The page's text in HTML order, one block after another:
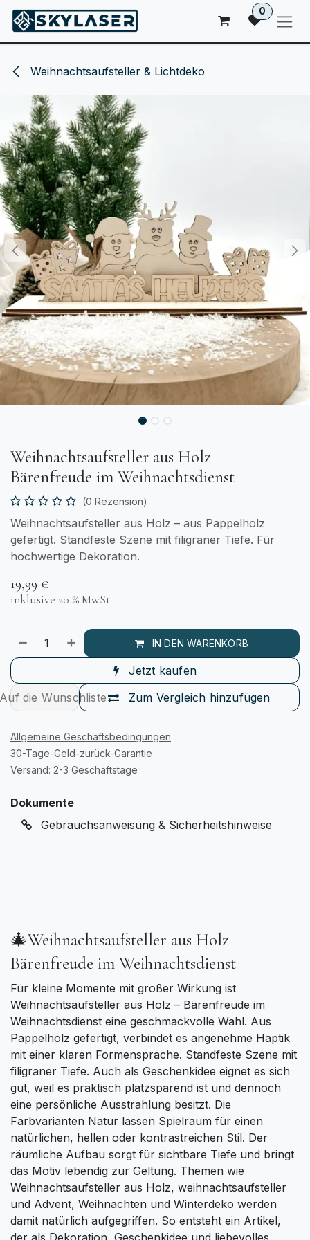
0
Weihnachtsaufsteller & Lichtdeko
Weihnachtsaufsteller aus Holz –
Bärenfreude im Weihnachtsdienst
(0 Rezension)
Weihnachtsaufsteller aus Holz – aus Pappelholz
gefertigt. Standfeste Szene mit filigraner Tiefe. Für
hochwertige Dekoration.
19,99 €
inklusive 20 % MwSt.
IN DEN WARENKORB
Jetzt kaufen
Zum Vergleich hinzufügen
Auf die Wunschliste
Allgemeine Geschäftsbedingungen
30-Tage-Geld-zurück-Garantie
Versand: 2-3 Geschäftstage
Dokumente
Gebrauchsanweisung & Sicherheitshinweise
🎄Weihnachtsaufsteller aus Holz –
Bärenfreude im Weihnachtsdienst
Für kleine Momente mit großer Wirkung ist
Weihnachtsaufsteller aus Holz – Bärenfreude im
Weihnachtsdienst eine geschmackvolle Wahl. Aus
Pappelholz gefertigt, verbindet es angenehme Haptik
mit einer klaren Formensprache. Standfeste Szene mit
filigraner Tiefe. Auch als Geschenkidee eignet es sich
gut, weil es praktisch platzsparend ist und dennoch
eine persönliche Ausstrahlung besitzt. Die
Farbvarianten Natur lassen Spielraum für einen
natürlichen, hellen oder kontrastreichen Stil. Der
räumliche Aufbau sorgt für sichtbare Tiefe und bringt
das Motiv lebendig zur Geltung. Themen wie
Weihnachtsaufsteller aus Holz, weihnachtsaufsteller
und Advent, Weihnachten und Winterdeko werden
damit natürlich aufgegriffen. So entsteht ein Artikel,
der als Dekoration, Geschenkidee und liebevolles